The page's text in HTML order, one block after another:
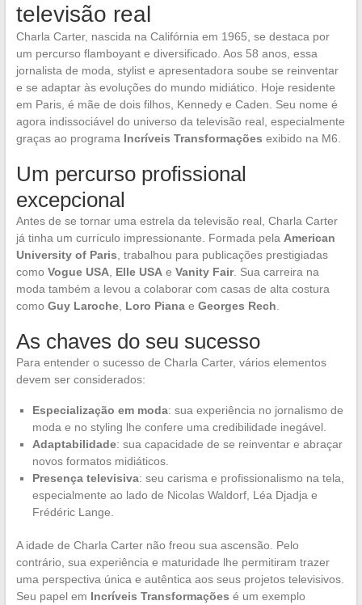
televisão real
Charla Carter, nascida na Califórnia em 1965, se destaca por
um percurso flamboyant e diversificado. Aos 58 anos, essa
jornalista de moda, stylist e apresentadora soube se reinventar
e se adaptar às evoluções do mundo midiático. Hoje residente
em Paris, é mãe de dois filhos, Kennedy e Caden. Seu nome é
agora indissociável do universo da televisão real, especialmente
graças ao programa Incríveis Transformações exibido na M6.
Um percurso profissional
excepcional
Antes de se tornar uma estrela da televisão real, Charla Carter
já tinha um currículo impressionante. Formada pela American
University of Paris , trabalhou para publicações prestigiadas
como Vogue USA, Elle USAe Vanity Fair. Sua carreira na
moda também a levou a colaborar com casas de alta costura
como Guy Laroche, Loro Pianae Georges Rech
As chaves do seu sucesso
Para entender o sucesso de Charla Carter, vários elementos
devem ser considerados:
Especialização em moda: sua experiência no jornalismo de
moda e no styling lhe confere uma credibilidade inegável.
Adaptabilidade: sua capacidade de se reinventar e abraçar
novos formatos midiáticos.
Presença televisiva: seu carisma e profissionalismo na tela,
especialmente ao lado de Nicolas Waldorf, Léa Djadja e
Frédéric Lange.
A idade de Charla Carter não freou sua ascensão. Pelo
contrário, sua experiência e maturidade lhe permitiram trazer
uma perspectiva única e autêntica aos seus projetos televisivos.
Seu papel em Incríveis Transformações é um exemplo